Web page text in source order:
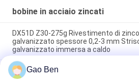
bobine in acciaio zincati
DX51D Z30-275g Rivestimento di
galvanizzato spessore 0,2-3 mm
galvanizzato immersa a caldo
AZ80 AZ120 AZ150 Aluminum Zinc
Coil Sheet 1.5*1250mm
Gao Ben